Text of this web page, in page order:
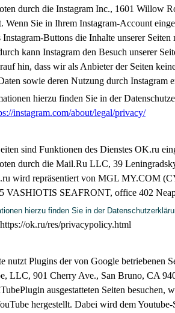
durch die Instagram Inc., 1601 Willow
Wenn Sie in Ihrem Instagram-Account
Buttons die Inhalte unserer
kann Instagram den Besuch unserer
hin, dass wir als Anbieter der Seiten
sowie deren Nutzung durch Instagram
hierzu finden Sie in der
instagram.com/about/legal/privacy/
sind Funktionen des Dienstes OK.ru
durch die Mail.Ru LLC, 39
wird repräsentiert von MGL MY.COM
VASHIOTIS SEAFRONT, office 402
hierzu finden Sie in der
https://ok.ru/res/privacypolicy.html
nutzt Plugins der von Google betriebenen
LLC, 901 Cherry Ave., San Bruno, CA
ausgestatteten Seiten besuchen,
hergestellt. Dabei wird dem